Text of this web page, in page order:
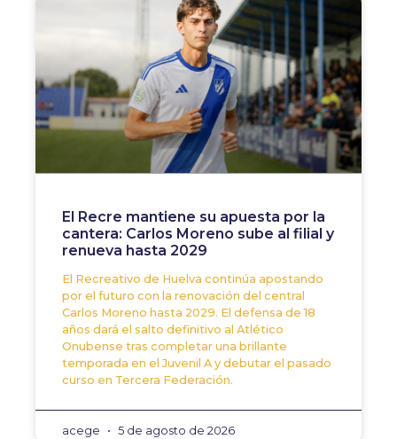
El Recre mantiene su apuesta por la
cantera: Carlos Moreno sube al filial y
renueva hasta 2029
El Recreativo de Huelva continúa apostando
por el futuro con la renovación del central
Carlos Moreno hasta 2029. El defensa de 18
años dará el salto definitivo al Atlético
Onubense tras completar una brillante
temporada en el Juvenil A y debutar el pasado
curso en Tercera Federación.
acege 5 de agosto de 2026